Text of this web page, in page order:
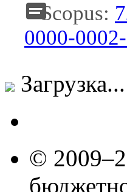
Scopus:
0000-
Загрузка...
©